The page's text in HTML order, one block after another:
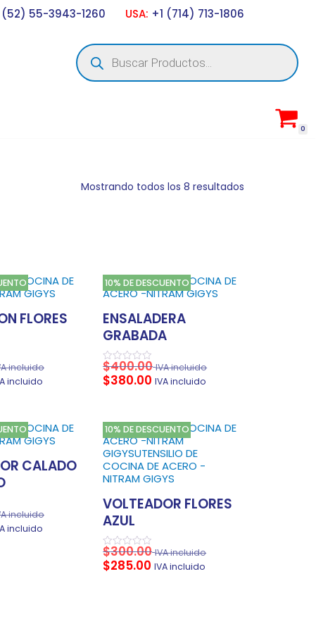
(52) 55-3943-1260 USA: +1 (714) 713-1806
0
Mostrando todos los 8 resultados
FLORES
incluido
incluido
10% DE DESCUENTO
ENSALADERA
GRABADA
Valorado
en
0
$400.00 IVA incluido
$380.00 IVA incluido
CALADO
incluido
incluido
10% DE DESCUENTO
VOLTEADOR FLORES
AZUL
Valorado
en
0
$300.00 IVA incluido
$285.00 IVA incluido